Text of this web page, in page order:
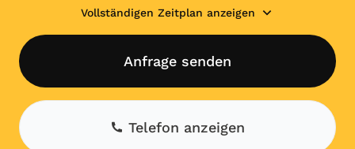
Vollständigen Zeitplan anzeigen
Anfrage senden
Telefon anzeigen